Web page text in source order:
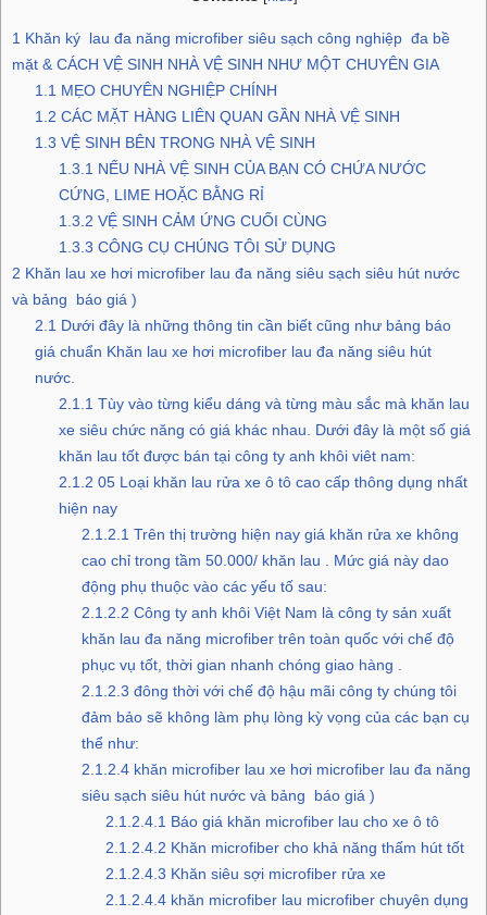
1 Khăn ký lau đa năng microfiber siêu sạch công nghiệp đa bề
mặt & CÁCH VỆ SINH NHÀ VỆ SINH NHƯ MỘT CHUYÊN GIA
1.1 MẸO CHUYÊN NGHIỆP CHÍNH
1.2 CÁC MẶT HÀNG LIÊN QUAN GẦN NHÀ VỆ SINH
1.3 VỆ SINH BÊN TRONG NHÀ VỆ SINH
1.3.1 NẾU NHÀ VỆ SINH CỦA BẠN CÓ CHỨA NƯỚC
CỨNG, LIME HOẶC BẰNG RỈ
1.3.2 VỆ SINH CẢM ỨNG CUỐI CÙNG
1.3.3 CÔNG CỤ CHÚNG TÔI SỬ DỤNG
2 Khăn lau xe hơi microfiber lau đa năng siêu sạch siêu hút nước
và bảng báo giá )
2.1 Dưới đây là những thông tin cần biết cũng như bảng báo
giá chuẩn Khăn lau xe hơi microfiber lau đa năng siêu hút
nước.
2.1.1 Tùy vào từng kiểu dáng và từng màu sắc mà khăn lau
xe siêu chức năng có giá khác nhau. Dưới đây là một số giá
khăn lau tốt được bán tại công ty anh khôi viêt nam:
2.1.2 05 Loại khăn lau rửa xe ô tô cao cấp thông dụng nhất
hiện nay
2.1.2.1 Trên thị trường hiện nay giá khăn rửa xe không
cao chỉ trong tầm 50.000/ khăn lau . Mức giá này dao
động phụ thuộc vào các yếu tố sau:
2.1.2.2 Công ty anh khôi Việt Nam là công ty sản xuất
khăn lau đa năng microfiber trên toàn quốc với chế độ
phục vụ tốt, thời gian nhanh chóng giao hàng .
2.1.2.3 đông thời với chế độ hậu mãi công ty chúng tôi
đảm bảo sẽ không làm phụ lòng kỳ vọng của các bạn cụ
thể như:
2.1.2.4 khăn microfiber lau xe hơi microfiber lau đa năng
siêu sạch siêu hút nước và bảng báo giá )
2.1.2.4.1 Báo giá khăn microfiber lau cho xe ô tô
2.1.2.4.2 Khăn microfiber cho khả năng thấm hút tốt
2.1.2.4.3 Khăn siêu sợi microfiber rửa xe
2.1.2.4.4khăn microfiber lau microfiber chuyên dụng